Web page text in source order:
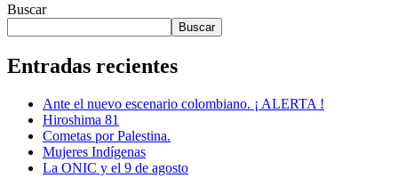
Buscar
Buscar
Entradas recientes
Ante el nuevo escenario colombiano. ¡ ALERTA !
Hiroshima 81
Cometas por Palestina.
Mujeres Indígenas
La ONIC y el 9 de agosto